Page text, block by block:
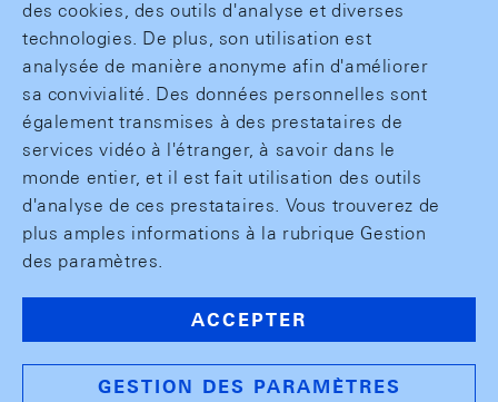
des cookies, des outils d'analyse et diverses
technologies. De plus, son utilisation est
analysée de manière anonyme afin d'améliorer
sa convivialité. Des données personnelles sont
également transmises à des prestataires de
services vidéo à l'étranger, à savoir dans le
monde entier, et il est fait utilisation des outils
d'analyse de ces prestataires. Vous trouverez de
plus amples informations à la rubrique Gestion
des paramètres.
ACCEPTER
GESTION DES PARAMÈTRES